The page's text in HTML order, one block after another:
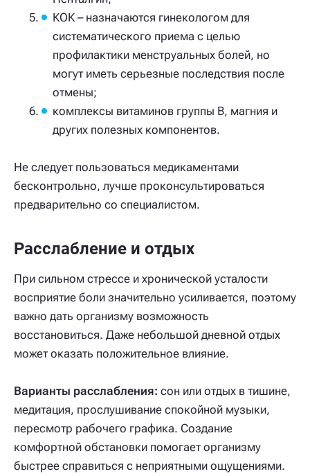
КОК – назначаются гинекологом для
систематического приема с целью
профилактики менструальных болей, но
могут иметь серьезные последствия после
отмены;
комплексы витаминов группы В, магния и
других полезных компонентов.
Не следует пользоваться медикаментами
бесконтрольно, лучше проконсультироваться
предварительно со специалистом.
Расслабление и отдых
При сильном стрессе и хронической усталости
восприятие боли значительно усиливается, поэтому
важно дать организму возможность
восстановиться. Даже небольшой дневной отдых
может оказать положительное влияние.
Варианты расслабления: сон или отдых в тишине,
медитация, прослушивание спокойной музыки,
пересмотр рабочего графика. Создание
комфортной обстановки помогает организму
быстрее справиться с неприятными ощущениями.